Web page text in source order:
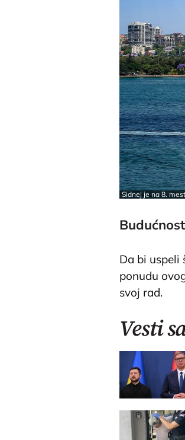
Sidnej je na 8.
Da bi uspeli
ponudu
svoj rad.
Vesti